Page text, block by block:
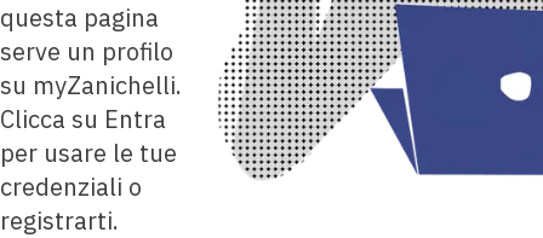
questa pagina
serve un profilo
su myZanichelli.
Clicca su Entra
per usare le tue
credenziali o
registrarti.